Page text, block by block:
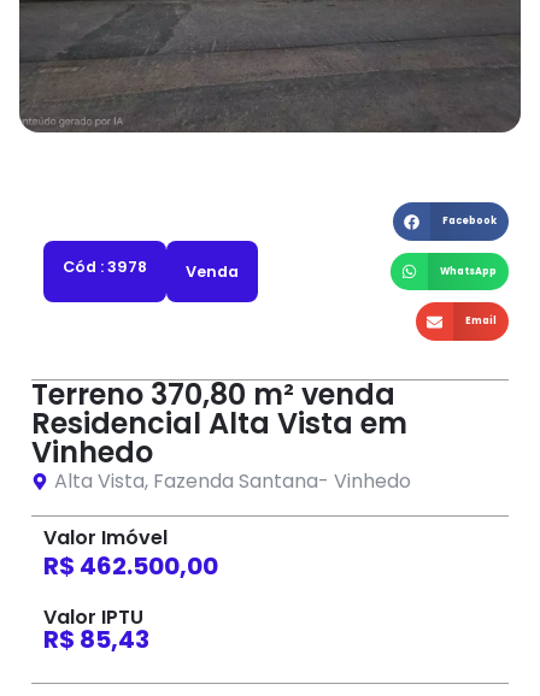
Cód : 3978 Venda
Facebook
WhatsApp
Email
Terreno 370,80 m² venda
Residencial Alta Vista em
Vinhedo
Alta Vista, Fazenda Santana- Vinhedo
Valor Imóvel
R$ 462.500,00
Valor IPTU
R$ 85,43